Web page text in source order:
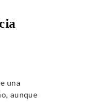
una
aunque